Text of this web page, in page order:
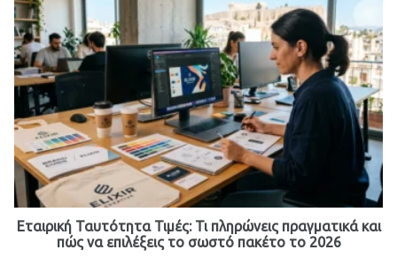
Εταιρική Ταυτότητα Τιμές: Τι πληρώνεις πραγματικά και
πώς να επιλέξεις το σωστό πακέτο το 2026